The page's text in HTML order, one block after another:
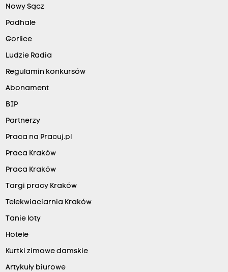
Nowy Sącz
Podhale
Gorlice
Ludzie Radia
Regulamin konkursów
Abonament
BIP
Partnerzy
Praca na Pracuj.pl
Praca Kraków
Praca Kraków
Targi pracy Kraków
Telekwiaciarnia Kraków
Tanie loty
Hotele
Kurtki zimowe damskie
Artykuły biurowe